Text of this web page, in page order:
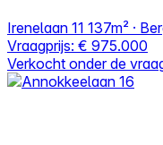
Irenelaan 11 137m² ·
Vraagprijs: € 975.000
Verkocht onder de